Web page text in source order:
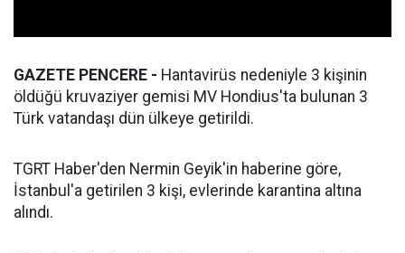
GAZETE PENCERE - Hantavirüs nedeniyle 3 kişinin
öldüğü kruvaziyer gemisi MV Hondius'ta bulunan 3
Türk vatandaşı dün ülkeye getirildi.
TGRT Haber'den Nermin Geyik'in haberine göre,
İstanbul'a getirilen 3 kişi, evlerinde karantina altına
alındı.